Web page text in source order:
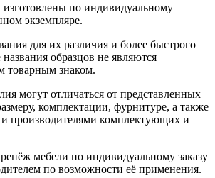
по индивидуальному
экземпляре.
для их различия и более быстрого
образцов не являются
товарным знаком.
могут отличаться от представленных
комплектации, фурнитуре, а также
производителями комплектующих и
мебели по индивидуальному заказу
по возможности её применения.